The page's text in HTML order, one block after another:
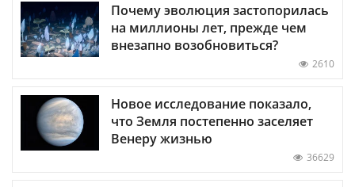
Почему эволюция застопорилась
на миллионы лет, прежде чем
внезапно возобновиться?
2610
Новое исследование показало,
что Земля постепенно заселяет
Венеру жизнью
36629